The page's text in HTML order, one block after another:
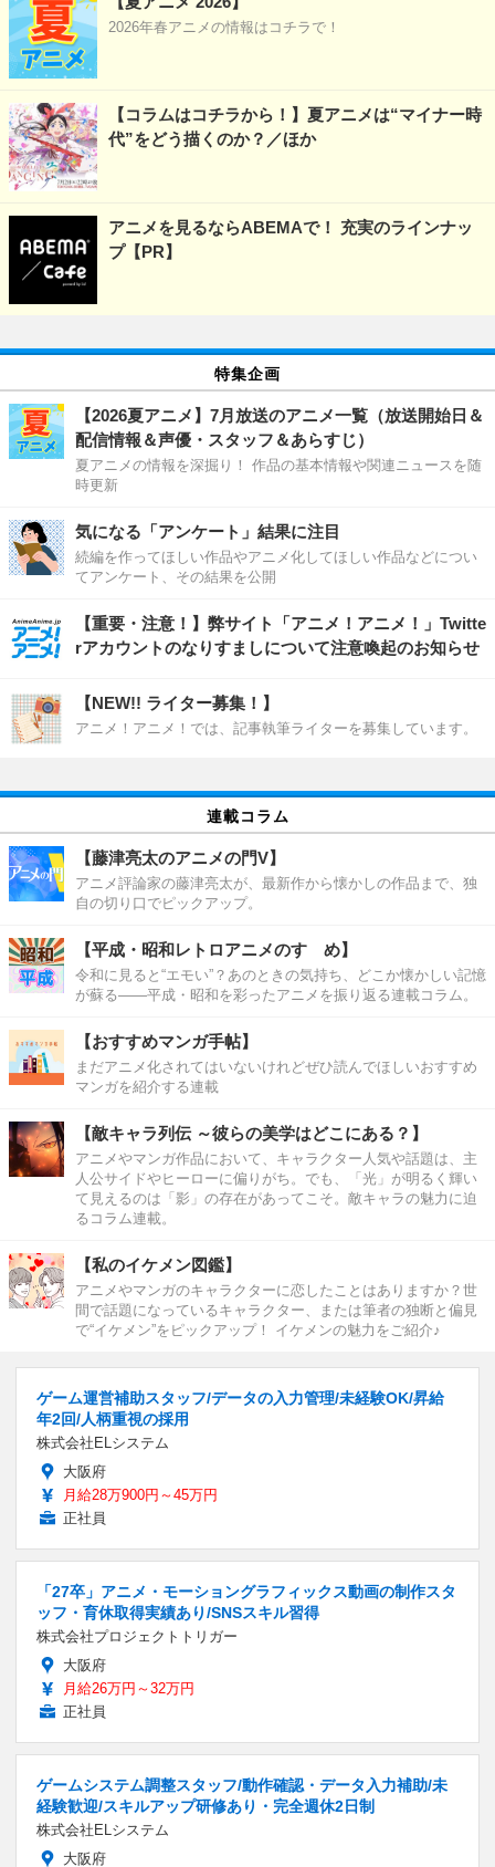
2026年春アニメの情報はコチラで！
【コラムはコチラから！】夏アニメは“マイナー時
代”をどう描くのか？／ほか
アニメを見るならABEMAで！ 充実のラインナッ
プ【PR】
特集企画
【2026夏アニメ】7月放送のアニメ一覧（放送開始日＆
配信情報＆声優・スタッフ＆あらすじ）
夏アニメの情報を深掘り！ 作品の基本情報や関連ニュースを随
時更新
気になる「アンケート」結果に注目
続編を作ってほしい作品やアニメ化してほしい作品などについ
てアンケート、その結果を公開
【重要・注意！】弊サイト「アニメ！アニメ！」Twitte
rアカウントのなりすましについて注意喚起のお知らせ
【NEW!! ライター募集！】
アニメ！アニメ！では、記事執筆ライターを募集しています。
連載コラム
【藤津亮太のアニメの門V】
アニメ評論家の藤津亮太が、最新作から懐かしの作品まで、独
自の切り口でピックアップ。
【平成・昭和レトロアニメのすゝめ】
令和に見ると“エモい”？あのときの気持ち、どこか懐かしい記憶
が蘇る――平成・昭和を彩ったアニメを振り返る連載コラム。
【おすすめマンガ手帖】
まだアニメ化されてはいないけれどぜひ読んでほしいおすすめ
マンガを紹介する連載
【敵キャラ列伝 ～彼らの美学はどこにある？】
アニメやマンガ作品において、キャラクター人気や話題は、主
人公サイドやヒーローに偏りがち。でも、「光」が明るく輝い
て見えるのは「影」の存在があってこそ。敵キャラの魅力に迫
るコラム連載。
【私のイケメン図鑑】
アニメやマンガのキャラクターに恋したことはありますか？世
間で話題になっているキャラクター、または筆者の独断と偏見
で“イケメン”をピックアップ！ イケメンの魅力をご紹介♪
ゲーム運営補助スタッフ/データの入力管理/未経験OK/昇給
年2回/人柄重視の採用
株式会社ELシステム
大阪府
月給28万900円～45万円
正社員
「27卒」アニメ・モーショングラフィックス動画の制作スタ
ッフ・育休取得実績あり/SNSスキル習得
株式会社プロジェクトトリガー
大阪府
月給26万円～32万円
正社員
ゲームシステム調整スタッフ/動作確認・データ入力補助/未
経験歓迎/スキルアップ研修あり・完全週休2日制
株式会社ELシステム
大阪府